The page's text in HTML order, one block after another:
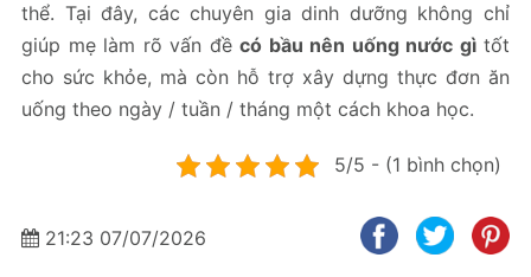
thể. Tại đây, các chuyên gia dinh dưỡng không chỉ
giúp mẹ làm rõ vấn đề có bầu nên uống nước gìtốt
cho sức khỏe, mà còn hỗ trợ xây dựng thực đơn ăn
uống theo ngày / tuần / tháng một cách khoa học.
5/5 - (1 bình chọn)
21:23 07/07/2026